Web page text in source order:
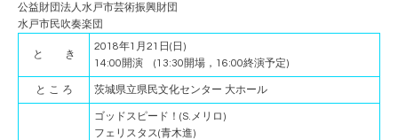
公益財団法人水戸市芸術振興財団
水戸市民吹奏楽団
と き
2018年1月21日(日)
14:00開演 (13:30開場，16:00終演予定)
と こ ろ 茨城県立県民文化センター 大ホール
ゴッドスピード！(S.メリロ)
フェリスタス(青木進)